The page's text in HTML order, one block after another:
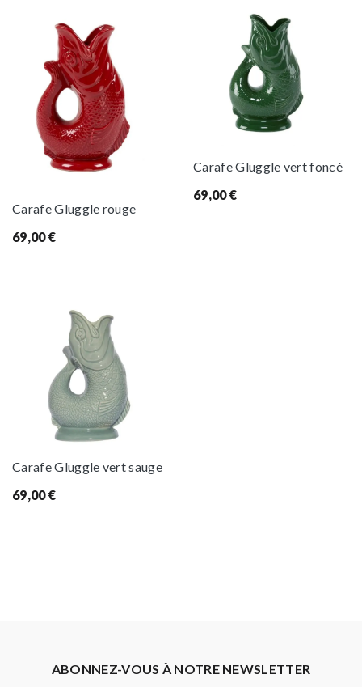
Carafe Gluggle rouge
69,00€
Carafe Gluggle vert foncé
69,00€
Carafe Gluggle vert sauge
69,00€
ABONNEZ-VOUS À NOTRE NEWSLETTER